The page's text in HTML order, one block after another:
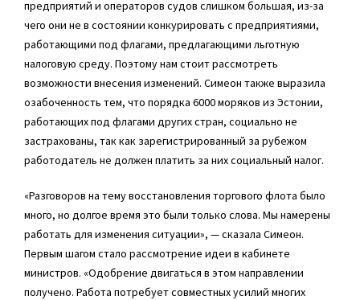
предприятий и операторов судов слишком большая, из-за
чего они не в состоянии конкурировать с предприятиями,
работающими под флагами, предлагающими льготную
налоговую среду. Поэтому нам стоит рассмотреть
возможности внесения изменений. Симеон также выразила
озабоченность тем, что порядка 6000 моряков из Эстонии,
работающих под флагами других стран, социально не
застрахованы, так как зарегистрированный за рубежом
работодатель не должен платить за них социальный налог.
«Разговоров на тему восстановления торгового флота было
много, но долгое время это были только слова. Мы намерены
работать для изменения ситуации», — сказала Симеон.
Первым шагом стало рассмотрение идеи в кабинете
министров. «Одобрение двигаться в этом направлении
получено. Работа потребует совместных усилий многих